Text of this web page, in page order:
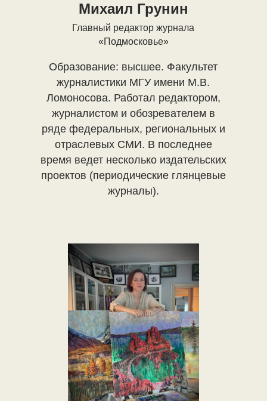
Михаил Грунин
Главный редактор журнала
«Подмосковье»
Образование: высшее. Факультет
журналистики МГУ имени М.В.
Ломоносова. Работал редактором,
журналистом и обозревателем в
ряде федеральных, региональных и
отраслевых СМИ. В последнее
время ведет несколько издательских
проектов (периодические глянцевые
журналы).